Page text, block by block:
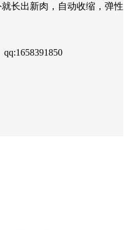
长出新肉，自动收缩，弹性